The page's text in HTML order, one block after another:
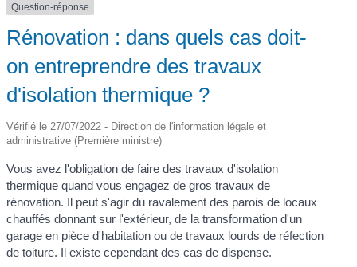
Question-réponse
Rénovation : dans quels cas doit-
on entreprendre des travaux
d'isolation thermique ?
Vérifié le 27/07/2022 - Direction de l'information légale et
administrative (Première ministre)
Vous avez l'obligation de faire des travaux d'isolation
thermique quand vous engagez de gros travaux de
rénovation. Il peut s'agir du ravalement des parois de locaux
chauffés donnant sur l'extérieur, de la transformation d'un
garage en pièce d'habitation ou de travaux lourds de réfection
de toiture. Il existe cependant des cas de dispense.